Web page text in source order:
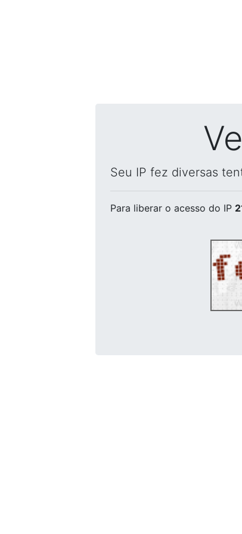
Seu IP fez diversas
Para liberar o acesso do IP